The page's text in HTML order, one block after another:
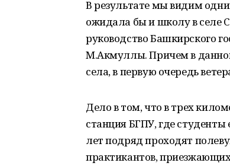
В результате мы видим
ожидала бы и школу в селе
руководство Башкирского
М.Акмуллы. Причем в
села, в первую очередь
Дело в том, что в трех
станция БГПУ, где студенты
лет подряд проходят
практикантов,